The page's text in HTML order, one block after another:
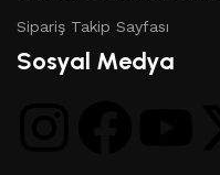
Sipariş Takip Sayfası
Sosyal Medya